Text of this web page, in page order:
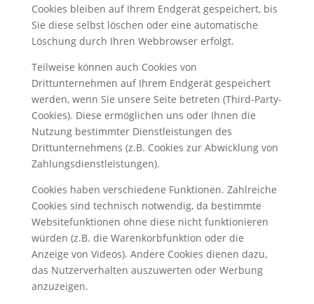
Cookies bleiben auf Ihrem Endgerät gespeichert, bis
Sie diese selbst löschen oder eine automatische
Löschung durch Ihren Webbrowser erfolgt.
Teilweise können auch Cookies von
Drittunternehmen auf Ihrem Endgerät gespeichert
werden, wenn Sie unsere Seite betreten (Third-Party-
Cookies). Diese ermöglichen uns oder Ihnen die
Nutzung bestimmter Dienstleistungen des
Drittunternehmens (z.B. Cookies zur Abwicklung von
Zahlungsdienstleistungen).
Cookies haben verschiedene Funktionen. Zahlreiche
Cookies sind technisch notwendig, da bestimmte
Websitefunktionen ohne diese nicht funktionieren
würden (z.B. die Warenkorbfunktion oder die
Anzeige von Videos). Andere Cookies dienen dazu,
das Nutzerverhalten auszuwerten oder Werbung
anzuzeigen.